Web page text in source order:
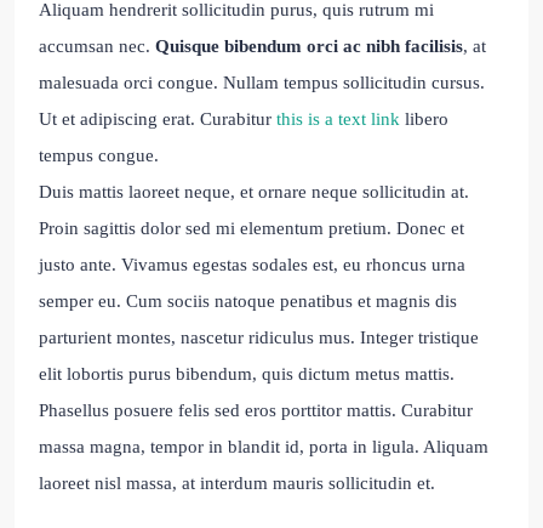
Aliquam hendrerit sollicitudin purus, quis rutrum mi
accumsan nec. Quisque bibendum orci ac nibh facilisis, at
malesuada orci congue. Nullam tempus sollicitudin cursus.
Ut et adipiscing erat. Curabitur this is a text link libero
tempus congue.
Duis mattis laoreet neque, et ornare neque sollicitudin at.
Proin sagittis dolor sed mi elementum pretium. Donec et
justo ante. Vivamus egestas sodales est, eu rhoncus urna
semper eu. Cum sociis natoque penatibus et magnis dis
parturient montes, nascetur ridiculus mus. Integer tristique
elit lobortis purus bibendum, quis dictum metus mattis.
Phasellus posuere felis sed eros porttitor mattis. Curabitur
massa magna, tempor in blandit id, porta in ligula. Aliquam
laoreet nisl massa, at interdum mauris sollicitudin et.